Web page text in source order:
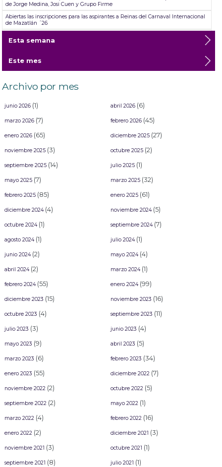
de Jorge Medina, Josi Cuen y Grupo Firme
Abiertas las inscripciones para las aspirantes a Reinas del Carnaval Internacional
de Mazatlán ´26
este domingo con boletos gratuitos para Carnaval.
monigotes
Aspirantes a las coronas del Carnaval de Mazatlán celebran el Día de Reyes en el
Esta semana
Este mes
Archivo por mes
junio 2026(1) abril 2026(6)
marzo 2026(7) febrero 2026(45)
enero 2026(65) diciembre 2025(27)
noviembre 2025(3) octubre 2025(2)
septiembre 2025(14) julio 2025(1)
mayo 2025(7) marzo 2025(32)
febrero 2025(85) enero 2025(61)
diciembre 2024(4) noviembre 2024(5)
octubre 2024(1) septiembre 2024(7)
agosto 2024(1) julio 2024(1)
junio 2024(2) mayo 2024(4)
abril 2024(2) marzo 2024(1)
febrero 2024(55) enero 2024(99)
diciembre 2023 (15) noviembre 2023 (16)
octubre 2023 (4) septiembre 2023 (11)
julio 2023 (3) junio 2023 (4)
mayo 2023 (9) abril 2023 (5)
marzo 2023 (6) febrero 2023 (34)
enero 2023 (55) diciembre 2022(7)
noviembre 2022(2) octubre 2022(5)
septiembre 2022(2) mayo 2022(1)
marzo 2022(4) febrero 2022(16)
enero 2022(2) diciembre 2021 (3)
noviembre 2021 (3) octubre 2021 (1)
septiembre 2021 (8) julio 2021 (1)